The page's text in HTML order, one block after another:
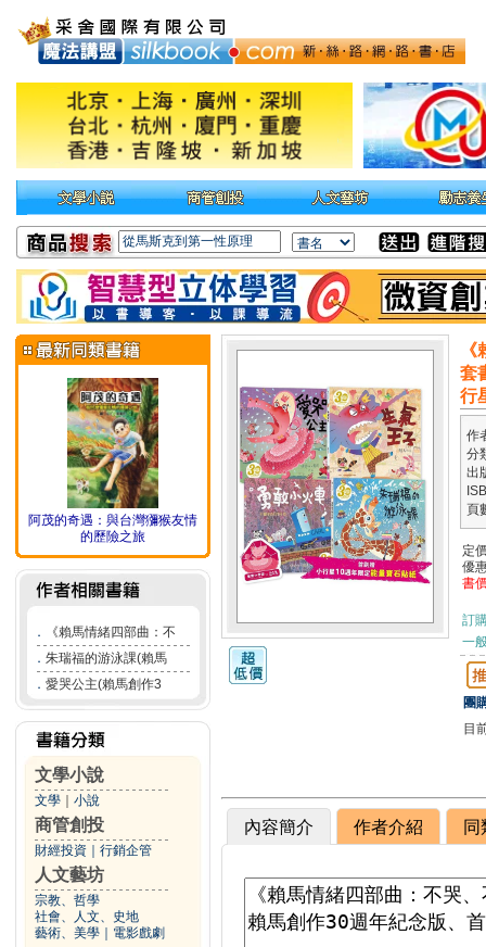
阿茂的奇遇：與台灣獼猴友情
的歷險之旅
．
《賴馬情緒四部曲：不
． 朱瑞福的游泳課(賴馬
． 愛哭公主(賴馬創作3
文學小說
文學 小說
商管創投
財經投資 行銷企管
人文藝坊
宗教、哲學
社會、人文、史地
藝術、美學
電影戲劇
套
行
作
分
出
頁
定
優
書
訂
一
團
目
內容簡介 作者介紹 同